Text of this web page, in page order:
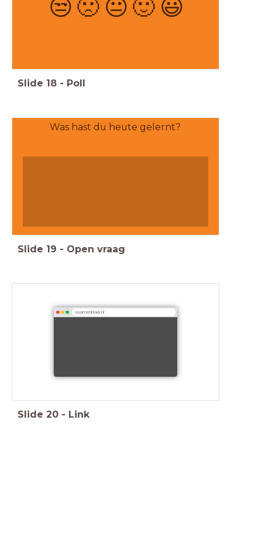
😒 🙁 😐 🙂 😃
Slide 18 - Poll
Was hast du heute gelernt?
Slide 19 - Open vraag
examenblad.nl
Slide 20 - Link